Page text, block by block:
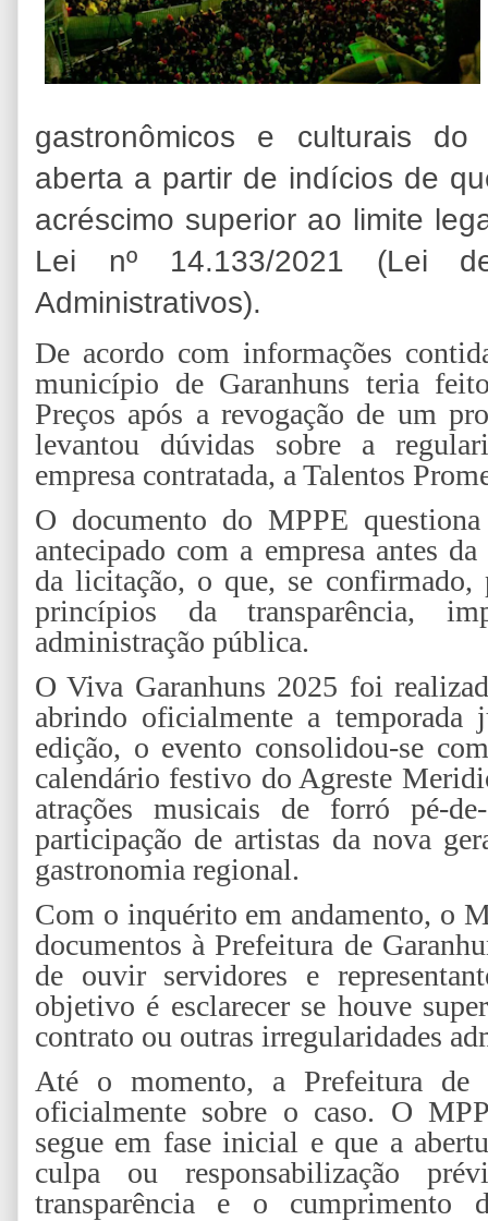
gastronômicos e culturais
aberta a partir de indícios de
acréscimo superior ao limite
Lei nº 14.133/2021 (Lei
Administrativos).
De acordo com informações
município de Garanhuns teria
Preços após a revogação de um
levantou dúvidas sobre a
empresa contratada, a Talentos
O documento do MPPE
antecipado com a empresa antes
da licitação, o que, se
princípios da transparência,
administração pública.
O Viva Garanhuns 2025 foi
abrindo oficialmente a temporada
edição, o evento consolidou-se
calendário festivo do Agreste
atrações musicais de forró pé-
participação de artistas da nova
gastronomia regional.
Com o inquérito em andamento, o
documentos à Prefeitura de
de ouvir servidores e
objetivo é esclarecer se houve
contrato ou outras irregularidades
Até o momento, a Prefeitura de
oficialmente sobre o caso. O
segue em fase inicial e que a
culpa ou responsabilização
transparência e o cumprimento